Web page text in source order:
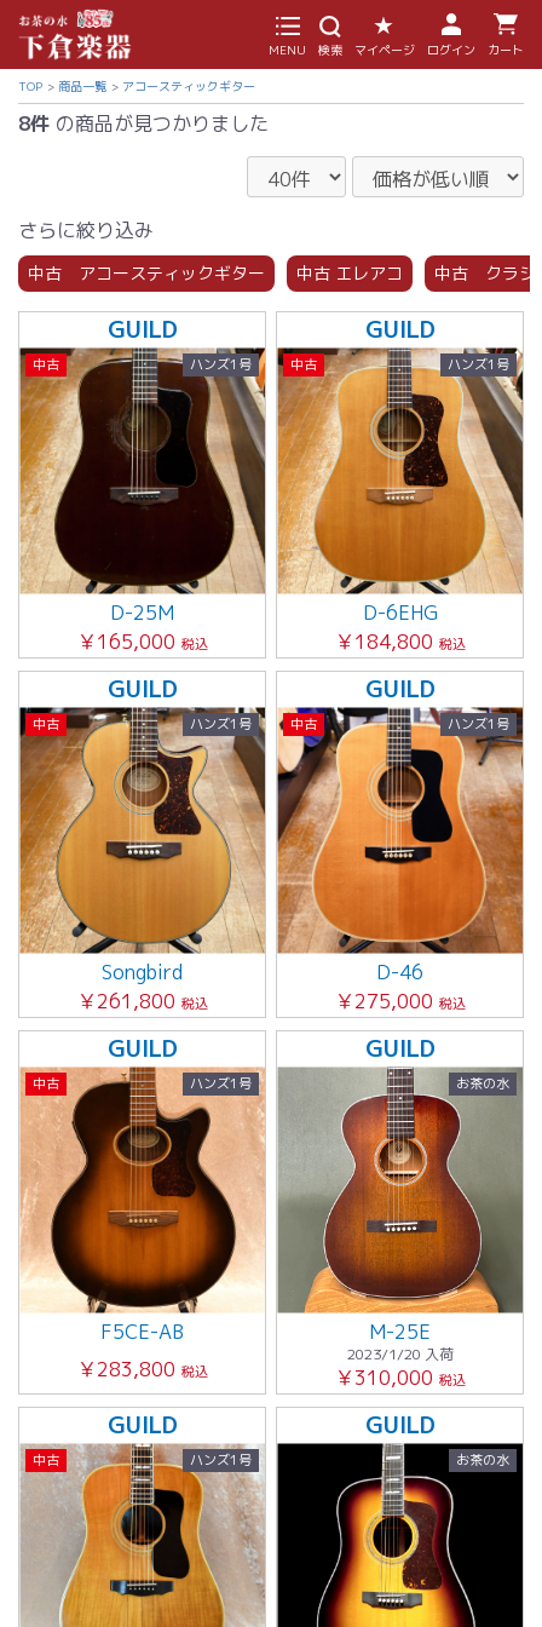
MENU 検索 マイページ ログイン カート
TOP 商品一覧 アコースティックギター
8件 の商品が見つかりました
さらに絞り込み
中古 アコースティックギター 中古 エレアコ 中古 クラシ
GUILD
中古 ハンズ1号
D-25M
￥165,000 税込
GUILD
中古 ハンズ1号
D-6EHG
￥184,800 税込
GUILD
中古 ハンズ1号
Songbird
￥261,800 税込
GUILD
中古 ハンズ1号
D-46
￥275,000 税込
GUILD
中古 ハンズ1号
F5CE-AB
￥283,800 税込
GUILD
お茶の水
M-25E
2023/1/20 入荷
￥310,000 税込
GUILD
中古 ハンズ1号
GUILD
お茶の水